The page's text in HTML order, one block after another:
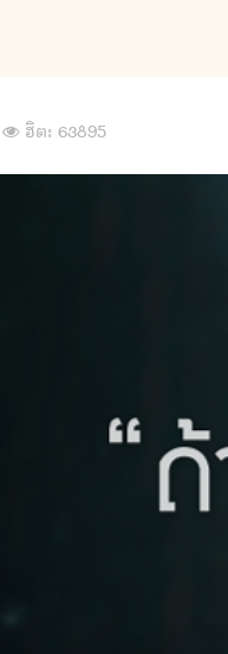
ฮิต: 63895